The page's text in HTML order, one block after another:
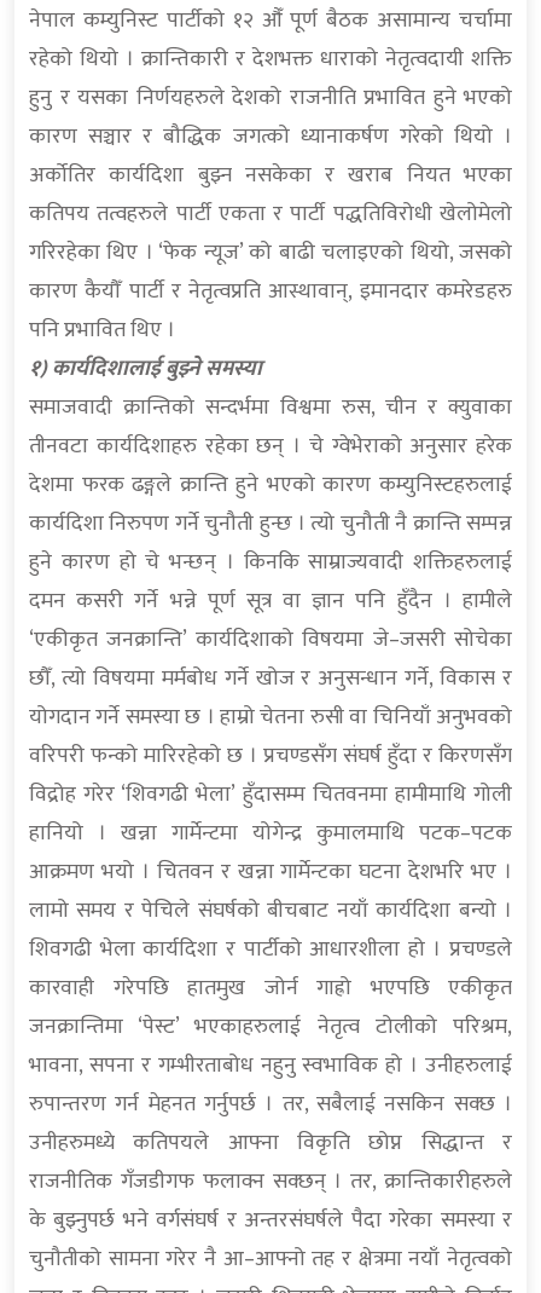
नेपाल कम्युनिस्ट पार्टीको १२ औँ पूर्ण बैठक असामान्य चर्चामा
रहेको थियो । क्रान्तिकारी र देशभक्त धाराको नेतृत्वदायी शक्ति
हुनु र यसका निर्णयहरुले देशको राजनीति प्रभावित हुने भएको
कारण सञ्चार र बौद्धिक जगत्को ध्यानाकर्षण गरेको थियो ।
अर्कोतिर कार्यदिशा बुझ्न नसकेका र खराब नियत भएका
कतिपय तत्वहरुले पार्टी एकता र पार्टी पद्धतिविरोधी खेलोमेलो
गरिरहेका थिए । ‘फेक न्यूज’ को बाढी चलाइएको थियो, जसको
कारण कैयौँ पार्टी र नेतृत्वप्रति आस्थावान्, इमानदार कमरेडहरु
पनि प्रभावित थिए ।
१) कार्यदिशालाई बुझ्ने समस्या
समाजवादी क्रान्तिको सन्दर्भमा विश्वमा रुस, चीन र क्युवाका
तीनवटा कार्यदिशाहरु रहेका छन् । चे ग्वेभेराको अनुसार हरेक
देशमा फरक ढङ्गले क्रान्ति हुने भएको कारण कम्युनिस्टहरुलाई
कार्यदिशा निरुपण गर्ने चुनौती हुन्छ । त्यो चुनौती नै क्रान्ति सम्पन्न
हुने कारण हो चे भन्छन् । किनकि साम्राज्यवादी शक्तिहरुलाई
दमन कसरी गर्ने भन्ने पूर्ण सूत्र वा ज्ञान पनि हुँदैन । हामीले
‘एकीकृत जनक्रान्ति’ कार्यदिशाको विषयमा जे–जसरी सोचेका
छौँ, त्यो विषयमा मर्मबोध गर्ने खोज र अनुसन्धान गर्ने, विकास र
योगदान गर्ने समस्या छ । हाम्रो चेतना रुसी वा चिनियाँ अनुभवको
वरिपरी फन्को मारिरहेको छ । प्रचण्डसँग संघर्ष हुँदा र किरणसँग
विद्रोह गरेर ‘शिवगढी भेला’ हुँदासम्म चितवनमा हामीमाथि गोली
हानियो । खन्ना गार्मेन्टमा योगेन्द्र कुमालमाथि पटक–पटक
आक्रमण भयो । चितवन र खन्ना गार्मेन्टका घटना देशभरि भए ।
लामो समय र पेचिले संघर्षको बीचबाट नयाँ कार्यदिशा बन्यो ।
शिवगढी भेला कार्यदिशा र पार्टीको आधारशीला हो । प्रचण्डले
कारवाही गरेपछि हातमुख जोर्न गाह्रो भएपछि एकीकृत
जनक्रान्तिमा ‘पेस्ट’ भएकाहरुलाई नेतृत्व टोलीको परिश्रम,
भावना, सपना र गम्भीरताबोध नहुनु स्वभाविक हो । उनीहरुलाई
रुपान्तरण गर्न मेहनत गर्नुपर्छ । तर, सबैलाई नसकिन सक्छ ।
उनीहरुमध्ये कतिपयले आफ्ना विकृति छोप्न सिद्धान्त र
राजनीतिक गँजडीगफ फलाक्न सक्छन् । तर, क्रान्तिकारीहरुले
के बुझ्नुपर्छ भने वर्गसंघर्ष र अन्तरसंघर्षले पैदा गरेका समस्या र
चुनौतीको सामना गरेर नै आ–आफ्नो तह र क्षेत्रमा नयाँ नेतृत्वको